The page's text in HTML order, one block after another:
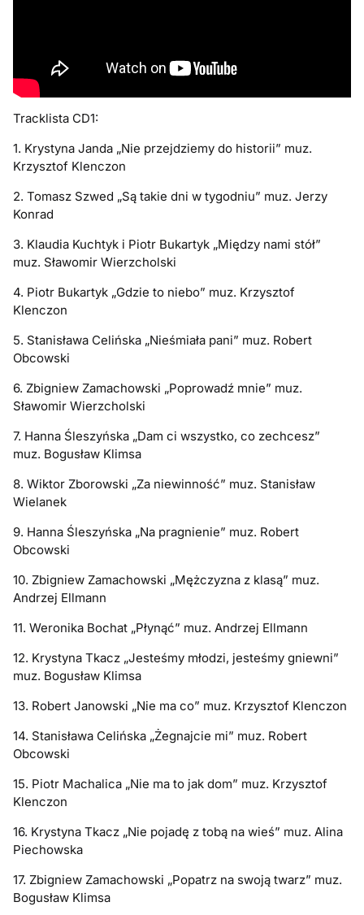
Tracklista CD1:
1. Krystyna Janda „Nie przejdziemy do historii” muz.
Krzysztof Klenczon
2. Tomasz Szwed „Są takie dni w tygodniu” muz. Jerzy
Konrad
3. Klaudia Kuchtyk i Piotr Bukartyk „Między nami stół”
muz. Sławomir Wierzcholski
4. Piotr Bukartyk „Gdzie to niebo” muz. Krzysztof
Klenczon
5. Stanisława Celińska „Nieśmiała pani” muz. Robert
Obcowski
6. Zbigniew Zamachowski „Poprowadź mnie” muz.
Sławomir Wierzcholski
7. Hanna Śleszyńska „Dam ci wszystko, co zechcesz”
muz. Bogusław Klimsa
8. Wiktor Zborowski „Za niewinność” muz. Stanisław
Wielanek
9. Hanna Śleszyńska „Na pragnienie” muz. Robert
Obcowski
10. Zbigniew Zamachowski „Mężczyzna z klasą” muz.
Andrzej Ellmann
11. Weronika Bochat „Płynąć” muz. Andrzej Ellmann
12. Krystyna Tkacz „Jesteśmy młodzi, jesteśmy gniewni”
muz. Bogusław Klimsa
13. Robert Janowski „Nie ma co” muz. Krzysztof Klenczon
14. Stanisława Celińska „Żegnajcie mi” muz. Robert
Obcowski
15. Piotr Machalica „Nie ma to jak dom” muz. Krzysztof
Klenczon
16. Krystyna Tkacz „Nie pojadę z tobą na wieś” muz. Alina
Piechowska
17. Zbigniew Zamachowski „Popatrz na swoją twarz” muz.
Bogusław Klimsa